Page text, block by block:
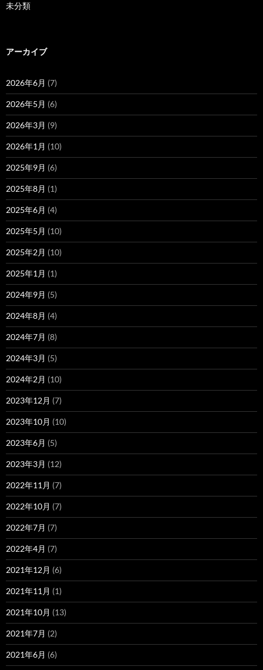
未分類
アーカイブ
2026年6月 (7)
2026年5月 (6)
2026年3月 (9)
2026年1月 (10)
2025年9月 (6)
2025年8月 (1)
2025年6月 (4)
2025年5月 (10)
2025年2月 (10)
2025年1月 (1)
2024年9月 (5)
2024年8月 (4)
2024年7月 (8)
2024年3月 (5)
2024年2月 (10)
2023年12月 (7)
2023年10月 (10)
2023年6月 (5)
2023年3月 (12)
2022年11月 (7)
2022年10月 (7)
2022年7月 (7)
2022年4月 (7)
2021年12月 (6)
2021年11月 (1)
2021年10月 (13)
2021年7月 (2)
2021年6月 (6)